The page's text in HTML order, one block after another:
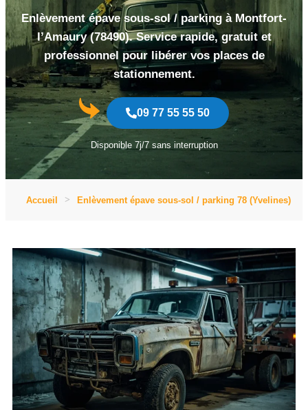
Enlèvement épave sous-sol / parking à Montfort-
l’Amaury (78490). Service rapide, gratuit et
professionnel pour libérer vos places de
stationnement.
09 77 55 55 50
Disponible 7j/7 sans interruption
Accueil Enlèvement épave sous-sol / parking 78 (Yvelines)